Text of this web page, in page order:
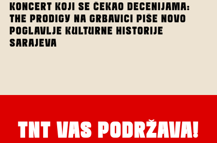
KONCERT KOJI SE ČEKAO DECENIJAMA:
THE PRODIGY NA GRBAVICI PIŠE NOVO
POGLAVLJE KULTURNE HISTORIJE
SARAJEVA
TNT VAS PODRŽAVA!